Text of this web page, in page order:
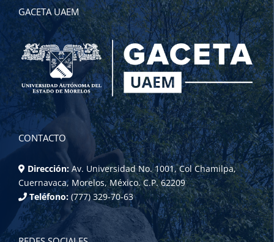
GACETA UAEM
CONTACTO
Dirección: Av. Universidad No. 1001, Col Chamilpa,
Cuernavaca, Morelos, México. C.P. 62209
Teléfono: (777) 329-70-63